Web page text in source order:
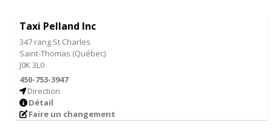
Taxi Pelland Inc
347 rang St Charles
Saint-Thomas (Québec)
J0K 3L0
450-753-3947
Direction
Détail
Faire un changement